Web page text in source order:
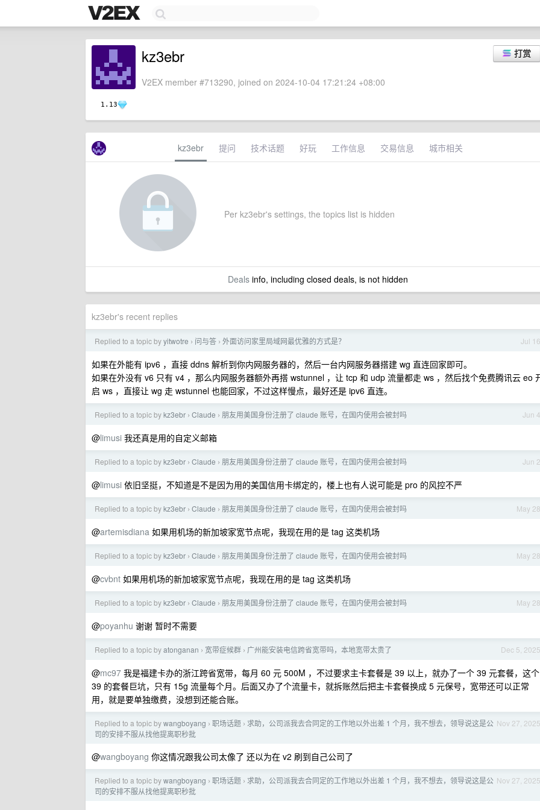
1.13
打赏
kz3ebr
V2EX member #713290, joined on 2024-10-04 17:21:24 +08:00
kz3ebr 提问 技术话题 好玩 工作信息 交易信息 城市相关
Per kz3ebr's settings, the topics list is hidden
Dealsinfo, including closed deals, is not hidden
kz3ebr's recent replies
Jul 16
Replied to a topic byyitwotre › 问与答 › 外面访问家里局域网最优雅的方式是？
如果在外能有 ipv6 ，直接 ddns 解析到你内网服务器的，然后一台内网服务器搭建 wg 直连回家即可。
如果在外没有 v6 只有 v4 ，那么内网服务器额外再搭 wstunnel ，让 tcp 和 udp 流量都走 ws ，然后找个免费腾讯云 eo
启 ws ，直接让 wg 走 wstunnel 也能回家，不过这样慢点，最好还是 ipv6 直连。
Jun 4
Replied to a topic bykz3ebr › Claude › 朋友用美国身份注册了 claude 账号，在国内使用会被封吗
@limusi 我还真是用的自定义邮箱
Jun 2
Replied to a topic bykz3ebr › Claude › 朋友用美国身份注册了 claude 账号，在国内使用会被封吗
@limusi 依旧坚挺，不知道是不是因为用的美国信用卡绑定的，楼上也有人说可能是 pro 的风控不严
May 28
Replied to a topic bykz3ebr › Claude › 朋友用美国身份注册了 claude 账号，在国内使用会被封吗
@artemisdiana 如果用机场的新加坡家宽节点呢，我现在用的是 tag 这类机场
May 28
Replied to a topic bykz3ebr › Claude › 朋友用美国身份注册了 claude 账号，在国内使用会被封吗
@cvbnt 如果用机场的新加坡家宽节点呢，我现在用的是 tag 这类机场
May 28
Replied to a topic bykz3ebr › Claude › 朋友用美国身份注册了 claude 账号，在国内使用会被封吗
@poyanhu 谢谢 暂时不需要
Dec 5, 2025
Replied to a topic byatonganan › 宽带症候群 › 广州能安装电信跨省宽带吗，本地宽带太贵了
@mc97 我是福建卡办的浙江跨省宽带，每月 60 元 500M ，不过要求主卡套餐是 39 以上，就办了一个 39 元套餐，这个
39 的套餐巨坑，只有 15g 流量每个月。后面又办了个流量卡，就拆账然后把主卡套餐换成 5 元保号，宽带还可以正常
用，就是要单独缴费，没想到还能合账。
Nov 27, 2025
Replied to a topic bywangboyang › 职场话题 › 求助，公司派我去合同定的工作地以外出差 1 个月，我不想去，领导说这是公
司的安排不服从找他提离职秒批
@wangboyang 你这情况跟我公司太像了 还以为在 v2 刷到自己公司了
Nov 27, 2025
Replied to a topic bywangboyang › 职场话题 › 求助，公司派我去合同定的工作地以外出差 1 个月，我不想去，领导说这是公
司的安排不服从找他提离职秒批